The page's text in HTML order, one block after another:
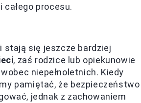
procesu.
stają się jeszcze bardziej
, zaś rodzice lub opiekunowie
niepełnoletnich. Kiedy
pamiętać, że bezpieczeństwo
jednak z zachowaniem